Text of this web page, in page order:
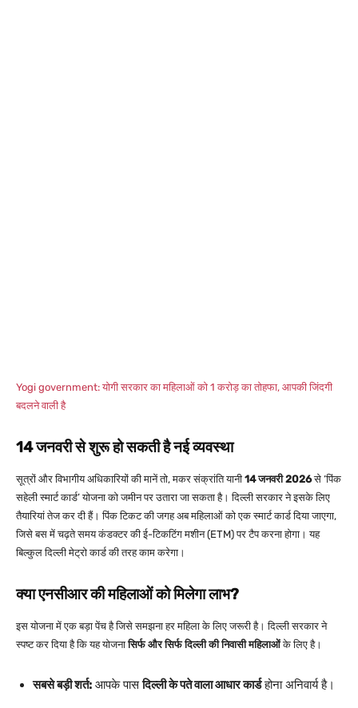
Yogi government: योगी सरकार का महिलाओं को 1 करोड़ का तोहफा, आपकी जिंदगी
बदलने वाली है
14 जनवरी से शुरू हो सकती है नई व्यवस्था
सूत्रों और विभागीय अधिकारियों की मानें तो, मकर संक्रांति यानी 14 जनवरी 2026से ‘पिंक
सहेली स्मार्ट कार्ड’ योजना को जमीन पर उतारा जा सकता है। दिल्ली सरकार ने इसके लिए
तैयारियां तेज कर दी हैं। पिंक टिकट की जगह अब महिलाओं को एक स्मार्ट कार्ड दिया जाएगा,
जिसे बस में चढ़ते समय कंडक्टर की ई-टिकटिंग मशीन (ETM) पर टैप करना होगा। यह
बिल्कुल दिल्ली मेट्रो कार्ड की तरह काम करेगा।
क्या एनसीआर की महिलाओं को मिलेगा लाभ?
इस योजना में एक बड़ा पेंच है जिसे समझना हर महिला के लिए जरूरी है। दिल्ली सरकार ने
स्पष्ट कर दिया है कि यह योजनासिर्फ और सिर्फ दिल्ली की निवासी महिलाओंके लिए है।
सबसे बड़ी शर्त: आपके पासदिल्ली के पते वाला आधार कार्डहोना अनिवार्य है।